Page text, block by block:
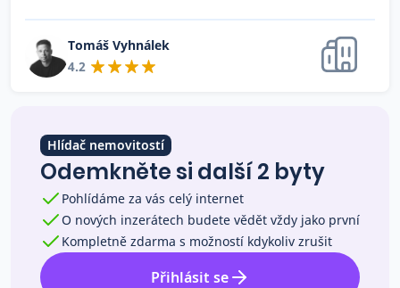
Kariéra
Tomáš Vyhnálek
4.2
Hlídač nemovitostí
Odemkněte si další 2 byty
Pohlídáme za vás celý internet
O nových inzerátech budete vědět vždy jako první
Kompletně zdarma s možností kdykoliv zrušit
Přihlásit se